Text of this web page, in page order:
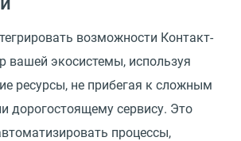
возможности Контакт-
вашей экосистемы, используя
ресурсы, не прибегая к сложным
дорогостоящему сервису. Это
процессы,